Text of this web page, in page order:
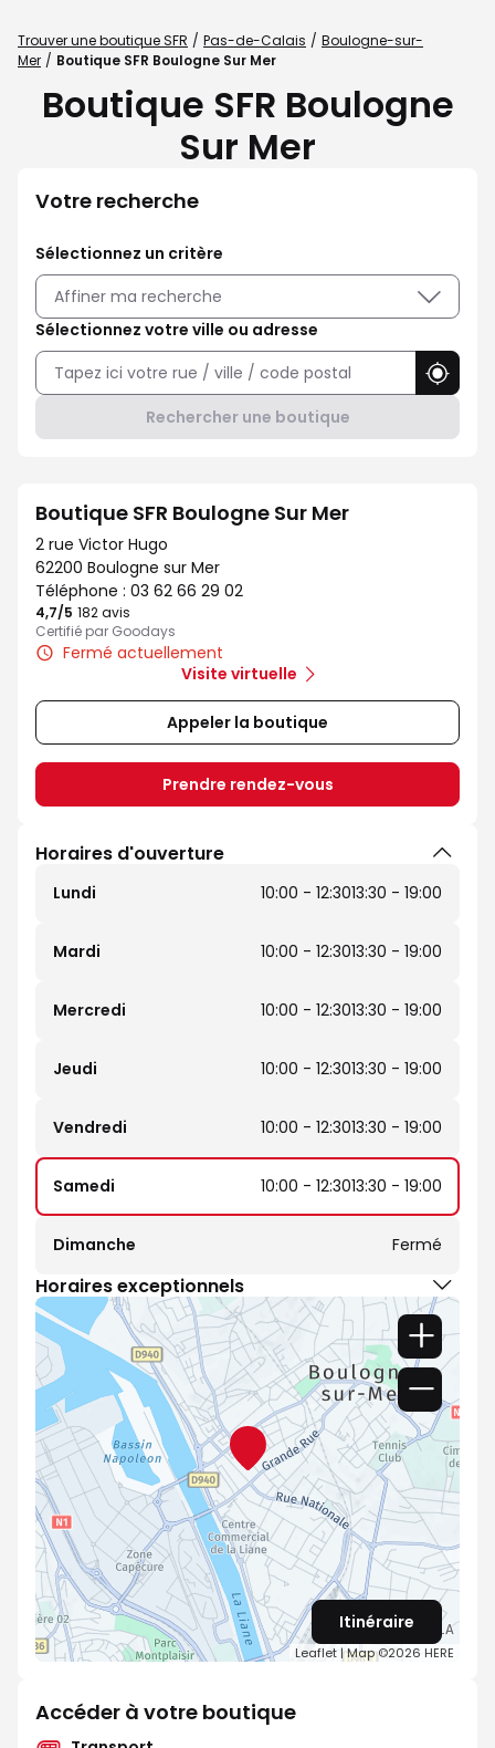
Trouver une boutique SFR Pas-de-Calais
Boulogne-sur-
Mer
Boutique SFR Boulogne Sur Mer
Boutique SFR Boulogne
Sur Mer
Votre recherche
Sélectionnez un critère
Affiner ma recherche
Sélectionnez votre ville ou adresse
Rechercher une boutique
Boutique SFR Boulogne Sur Mer
2 rue Victor Hugo
62200 Boulogne sur Mer
Téléphone : 03 62 66 29 02
4,7/5 Note de 4.7 sur 5
182 avis
Certifié par Goodays
Fermé actuellement
Visite virtuelle
Appeler la boutique
Prendre rendez-vous
Horaires d'ouverture
Lundi 10:00 - 12:3013:30 - 19:00
Mardi 10:00 - 12:3013:30 - 19:00
Mercredi 10:00 - 12:3013:30 - 19:00
Jeudi 10:00 - 12:3013:30 - 19:00
Vendredi 10:00 - 12:3013:30 - 19:00
Samedi 10:00 - 12:3013:30 - 19:00
Dimanche Fermé
Horaires exceptionnels
Leaflet| Map ©2026 HERE
Itinéraire
Accéder à votre boutique